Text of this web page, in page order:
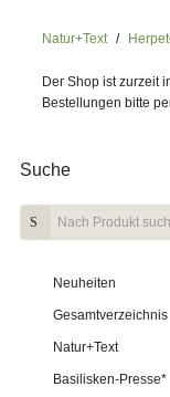
Natur+Text
Der Shop ist zurzeit
Bestellungen bitte
Suche
Neuheiten
Gesamtverzeichnis
Natur+Text
Basilisken-Presse*